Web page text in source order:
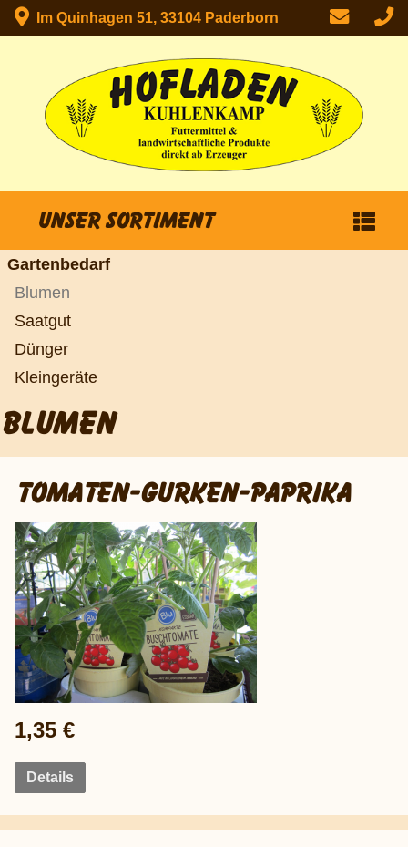
Im Quinhagen 51, 33104 Paderborn
Unser Sortiment
Gartenbedarf
Blumen
Saatgut
Dünger
Kleingeräte
BLUMEN
TOMATEN-GURKEN-PAPRIKA
1,35 €
Details